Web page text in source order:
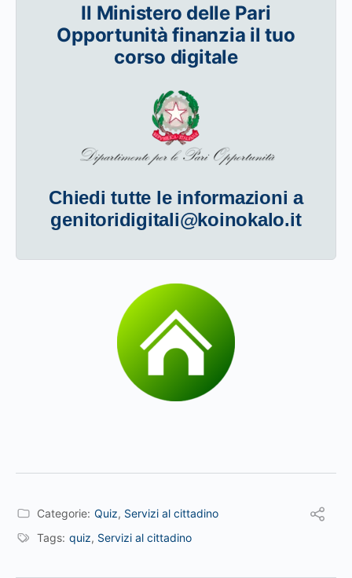
Il Ministero delle Pari
Opportunità finanzia il tuo
corso digitale
Chiedi tutte le informazioni a
genitoridigitali@koinokalo.it
Categorie: Quiz, Servizi al cittadino
Tags: quiz, Servizi al cittadino